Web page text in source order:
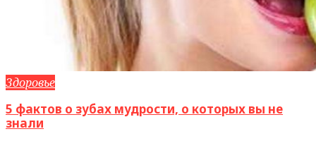
Здоровье
5 фактов о зубах мудрости, о которых вы не
знали